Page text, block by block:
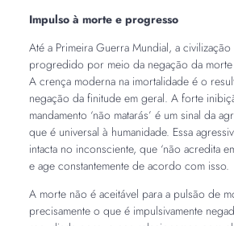
Impulso à morte e progresso
Até a Primeira Guerra Mundial, a civilização
progredido por meio da negação da
A crença moderna na imortalidade é o
negação da finitude em geral. A forte
mandamento ‘não matarás’ é um sinal da
que é universal à humanidade. Essa
intacta no inconsciente, que ‘não acredita
e age constantemente de acordo com isso.
A morte não é aceitável para a pulsão de
precisamente o que é impulsivamente